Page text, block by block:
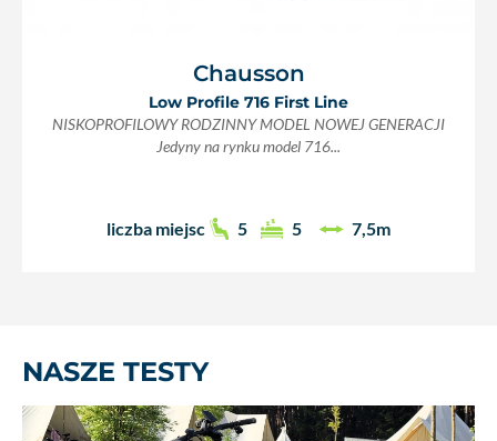
Chausson
Low Profile 716 First Line
NISKOPROFILOWY RODZINNY MODEL NOWEJ GENERACJI
Jedyny na rynku model 716...
liczba miejsc 5 5 7,5m
NASZE TESTY